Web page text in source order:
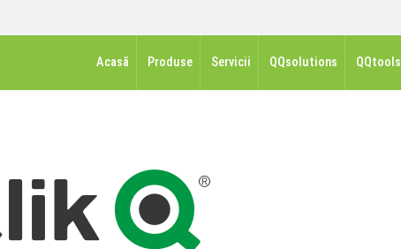
Acasă Produse Servicii QQsolutions QQtools